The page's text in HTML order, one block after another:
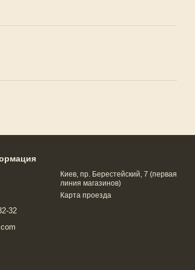
32
Киев, пр. Берестейский, 7 (первая
линия магазинов)
Карта проезда